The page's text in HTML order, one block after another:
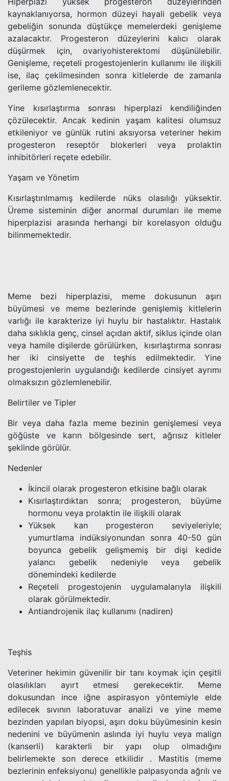
kaynaklanıyorsa, hormon düzeyi hayali gebelik veya
gebeliğin sonunda düştükçe memelerdeki genişleme
azalacaktır. Progesteron düzeylerini kalıcı olarak
düşürmek için, ovariyohisterektomi düşünülebilir.
Genişleme, reçeteli progestojenlerin kullanımı ile ilişkili
ise, ilaç çekilmesinden sonra kitlelerde de zamanla
gerileme gözlemlenecektir.
Yine kısırlaştırma sonrası hiperplazi kendiliğinden
çözülecektir. Ancak kedinin yaşam kalitesi olumsuz
etkileniyor ve günlük rutini aksıyorsa veteriner hekim
progesteron reseptör blokerleri veya prolaktin
inhibitörleri reçete edebilir.
Yaşam ve Yönetim
Kısırlaştırılmamış kedilerde nüks olasılığı yüksektir.
Üreme sisteminin diğer anormal durumları ile meme
hiperplazisi arasında herhangi bir korelasyon olduğu
bilinmemektedir.
Meme bezi hiperplazisi, meme dokusunun aşırı
büyümesi ve meme bezlerinde genişlemiş kitlelerin
varlığı ile karakterize iyi huylu bir hastalıktır. Hastalık
daha sıklıkla genç, cinsel açıdan aktif, siklus içinde olan
veya hamile dişilerde görülürken, kısırlaştırma sonrası
her iki cinsiyette de teşhis edilmektedir. Yine
progestojenlerin uygulandığı kedilerde cinsiyet ayrımı
olmaksızın gözlemlenebilir.
Belirtiler ve Tipler
Bir veya daha fazla meme bezinin genişlemesi veya
göğüste ve karın bölgesinde sert, ağrısız kitleler
şeklinde görülür.
Nedenler
İkincil olarak progesteron etkisine bağlı olarak
Kısırlaştırdıktan sonra; progesteron, büyüme
hormonu veya prolaktin ile ilişkili olarak
Yüksek kan progesteron seviyeleriyle;
yumurtlama indüksiyonundan sonra 40-50 gün
boyunca gebelik gelişmemiş bir dişi kedide
yalancı gebelik nedeniyle veya gebelik
dönemindeki kedilerde
Reçeteli progestojenin uygulamalarıyla ilişkili
olarak görülmektedir.
Antiandrojenik ilaç kullanımı (nadiren)
Teşhis
Veteriner hekimin güvenilir bir tanı koymak için çeşitli
olasılıkları ayırt etmesi gerekecektir. Meme
dokusundan ince iğne aspirasyon yöntemiyle elde
edilecek sıvının laboratuvar analizi ve yine meme
bezinden yapılan biyopsi, aşırı doku büyümesinin kesin
nedenini ve büyümenin aslında iyi huylu veya malign
(kanserli) karakterli bir yapı olup olmadığını
belirlemekte son derece etkilidir . Mastitis (meme
bezlerinin enfeksiyonu) genellikle palpasyonda ağrılı ve